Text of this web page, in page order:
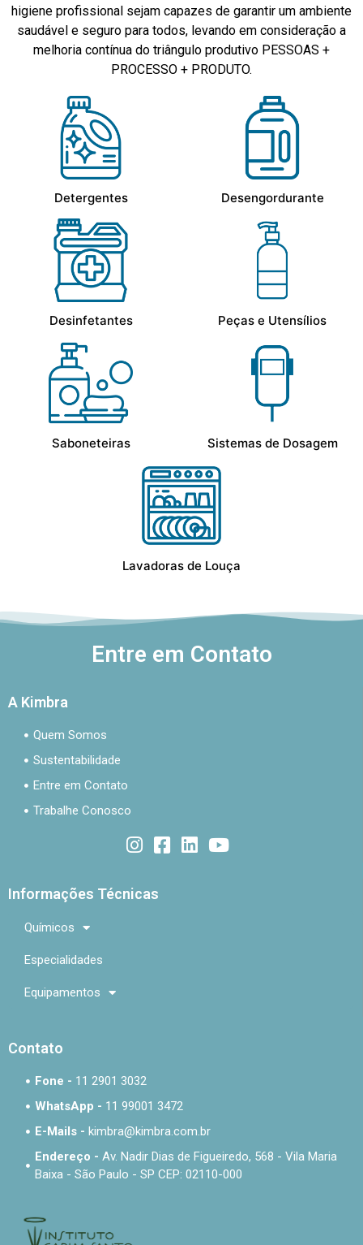
higiene profissional sejam capazes de garantir um ambiente
saudável e seguro para todos, levando em consideração a
melhoria contínua do triângulo produtivo PESSOAS +
PROCESSO + PRODUTO.
Detergentes Desengordurante
Desinfetantes Peças e Utensílios
Saboneteiras Sistemas de Dosagem
Lavadoras de Louça
Entre em Contato
A Kimbra
Quem Somos
Sustentabilidade
Entre em Contato
Trabalhe Conosco
Informações Técnicas
Químicos
Especialidades
Equipamentos
Contato
Fone - 11 2901 3032
WhatsApp - 11 99001 3472
E-Mails -kimbra@kimbra.com.br
Endereço -Av. Nadir Dias de Figueiredo, 568 - Vila Maria
Baixa - São Paulo - SP CEP: 02110-000